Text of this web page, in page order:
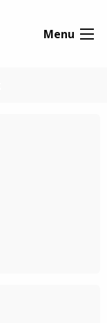
Menu